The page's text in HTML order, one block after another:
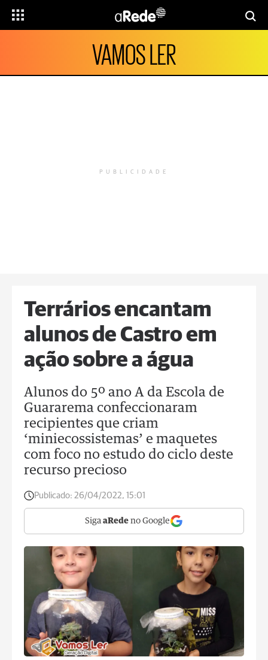
VAMOS LER
PUBLICIDADE
Terrários encantam
alunos de Castro em
ação sobre a água
Alunos do 5º ano A da Escola de
Guararema confeccionaram
recipientes que criam
‘miniecossistemas’ e maquetes
com foco no estudo do ciclo deste
recurso precioso
Publicado: 26/04/2022, 15:01
Siga aRede no Google